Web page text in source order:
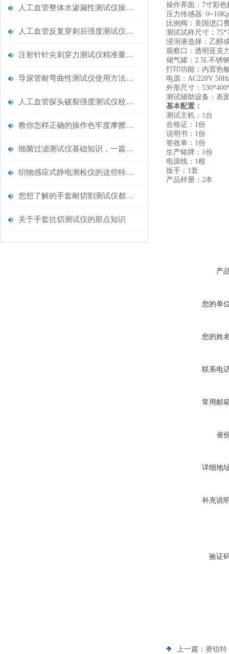
人工血管整体水渗漏性测试仪操作中最容易出错的步骤
人工血管反复穿刺后强度测试仪是什么？透析患者的“生命管“质量靠它把关！
注射针针尖刺穿力测试仪精准量化针尖锋利度，构筑临床安全防线
导尿管耐弯曲性测试仪使用方法与操作规范
人工血管探头破裂强度测试仪校准规范：精准赋能医疗安全的技术基准
教你怎样正确的操作色牢度摩擦测试机
细菌过滤测试仪基础知识，一篇搞定
织物感应式静电测检仪的这些特点很少有人都知道
您想了解的手套耐切割测试仪都在这里了
关于手套抗切测试仪的那点知识
操作界面：7寸彩
压力传感器:
比例阀：美国进口
测试试样尺寸：
浸润液选择‌：乙醇
观察口：透明亚克
储气罐：2.5L不锈
打印功能：内置热
电源：AC220V
外形尺寸：
测试辅助设备：表
基本配置：
测试主机：1台
合格证：1份
说明书：1份
签收单：1份
生产铭牌：1份
电源线：1根
扳手：1套
产品样册：2本
产
您的单
您的姓
联系电
常用邮
省
详细地
补充说
验证
上一篇： 赛锐特